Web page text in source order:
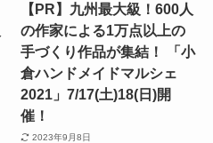
【PR】九州最大級！600人
の作家による1万点以上の
手づくり作品が集結！ 「小
倉ハンドメイドマルシェ
2021」7/17(土)18(日)開
催！
2023年9月8日